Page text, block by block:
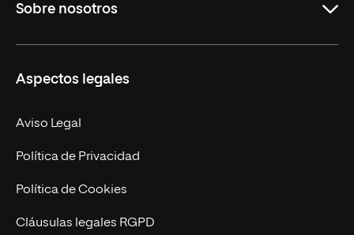
Derecho
Empresa
MBA
Marketing y Comunicación
Ingeniería
Diseño
Sobre nosotros
Nuestro Equipo
Contacto
Aspectos legales
Aviso Legal
Política de Privacidad
Política de Cookies
Cláusulas legales RGPD